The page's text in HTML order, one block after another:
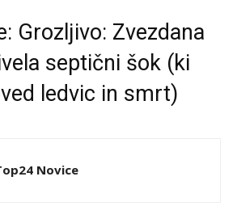
Grozljivo: Zvezdana
septični šok (ki
ledvic in smrt)
Novice